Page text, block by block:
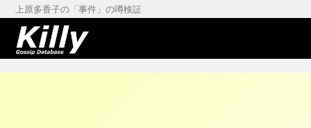
上原多香子の「事件」の噂検証